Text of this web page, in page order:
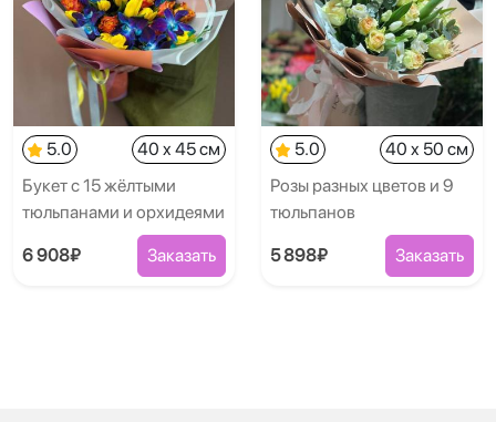
5.0
40 x 45 см
Букет с 15 жёлтыми
тюльпанами и орхидеями
6 908₽ Заказать
5.0
40 x 50 см
Розы разных цветов и 9
тюльпанов
5 898₽ Заказать